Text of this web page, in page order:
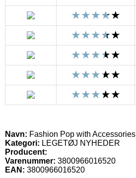
Navn: Fashion Pop with Accessories
Kategori: LEGETØJ NYHEDER
Producent:
Varenummer: 3800966016520
EAN: 3800966016520